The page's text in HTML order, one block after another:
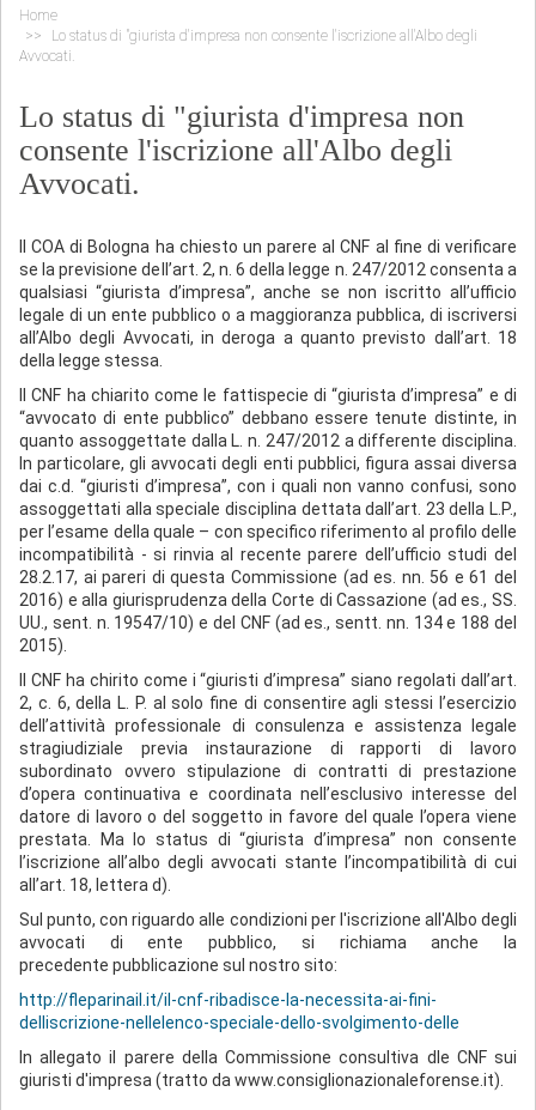
Home
Lo status di "giurista d'impresa non consente l'iscrizione all'Albo degli
Avvocati.
Lo status di "giurista d'impresa non
consente l'iscrizione all'Albo degli
Avvocati.
Il COA di Bologna ha chiesto un parere al CNF al fine di verificare
se la previsione dell’art. 2, n. 6 della legge n. 247/2012 consenta a
qualsiasi “giurista d’impresa”, anche se non iscritto all’ufficio
legale di un ente pubblico o a maggioranza pubblica, di iscriversi
all’Albo degli Avvocati, in deroga a quanto previsto dall’art. 18
della legge stessa.
Il CNF ha chiarito come le fattispecie di “giurista d’impresa” e di
“avvocato di ente pubblico” debbano essere tenute distinte, in
quanto assoggettate dalla L. n. 247/2012 a differente disciplina.
In particolare, gli avvocati degli enti pubblici, figura assai diversa
dai c.d. “giuristi d’impresa”, con i quali non vanno confusi, sono
assoggettati alla speciale disciplina dettata dall’art. 23 della L.P.,
per l’esame della quale – con specifico riferimento al profilo delle
incompatibilità - si rinvia al recente parere dell’ufficio studi del
28.2.17, ai pareri di questa Commissione (ad es. nn. 56 e 61 del
2016) e alla giurisprudenza della Corte di Cassazione (ad es., SS.
UU., sent. n. 19547/10) e del CNF (ad es., sentt. nn. 134 e 188 del
2015).
Il CNF ha chirito come i “giuristi d’impresa” siano regolati dall’art.
2, c. 6, della L. P. al solo fine di consentire agli stessi l’esercizio
dell’attività professionale di consulenza e assistenza legale
stragiudiziale previa instaurazione di rapporti di lavoro
subordinato ovvero stipulazione di contratti di prestazione
d’opera continuativa e coordinata nell’esclusivo interesse del
datore di lavoro o del soggetto in favore del quale l’opera viene
prestata. Ma lo status di “giurista d’impresa” non consente
l’iscrizione all’albo degli avvocati stante l’incompatibilità di cui
all’art. 18, lettera d).
Sul punto, con riguardo alle condizioni per l'iscrizione all'Albo degli
avvocati di ente pubblico, si richiama anche la
precedente pubblicazione sul nostro sito:
http://fleparinail.it/il-cnf-ribadisce-la-necessita-ai-fini-
delliscrizione-nellelenco-speciale-dello-svolgimento-delle
In allegato il parere della Commissione consultiva dle CNF sui
giuristi d'impresa (tratto da www.consiglionazionaleforense.it).